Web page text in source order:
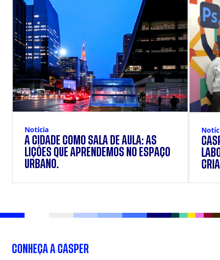
Notícia
A CIDADE COMO SALA DE AULA: AS
LIÇÕES QUE APRENDEMOS NO ESPAÇO
URBANO.
CONHEÇA A CÁSPER